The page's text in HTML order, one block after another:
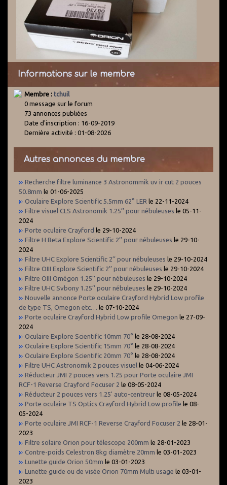
Informations sur le membre
Membre : tchuil
0 message sur le forum
73 annonces publiées
Date d'inscription : 16-09-2019
Dernière activité : 01-08-2026
Autres annonces du membre
Recherche filtre luminance 3 Astronommik uv ir cut 2 pouces
50.8mm le 01-06-2025
Oculaire Explore Scientific 5.5mm 62° LER le 22-11-2024
Filtre visuel CLS Astronomik 1.25’’ pour nébuleuses le 05-11-
2024
Porte oculaire Crayford le 29-10-2024
Filtre H Beta Explore Scientific 2’’ pour nébuleuses le 29-10-
2024
Filtre UHC Explore Scientific 2’’ pour nébuleuses le 29-10-2024
Filtre OIII Explore Scientific 2’’ pour nébuleuses le 29-10-2024
Filtre OIII Omégon 1.25’’ pour nébuleuses le 29-10-2024
Filtre UHC Svbony 1.25’’ pour nébuleuses le 29-10-2024
Nouvelle annonce Porte oculaire Crayford Hybrid Low profile
de type TS, Omegon etc…
le 07-10-2024
Porte oculaire Crayford Hybrid Low profile Omegon le 27-09-
2024
Oculaire Explore Scientific 10mm 70° le 28-08-2024
Oculaire Explore Scientific 15mm 70° le 28-08-2024
Oculaire Explore Scientific 20mm 70° le 28-08-2024
Filtre UHC Astronomik 2 pouces visuel le 04-06-2024
Réducteur JMI 2 pouces vers 1.25 pour Porte oculaire JMI
RCF-1 Reverse Crayford Focuser 2 le 08-05-2024
Réducteur 2 pouces vers 1.25' auto-centreur le 08-05-2024
Porte oculaire TS Optics Crayford Hybrid Low profile le 08-
05-2024
Porte oculaire JMI RCF-1 Reverse Crayford Focuser 2 le 28-01-
2023
Filtre solaire Orion pour télescope 200mm le 28-01-2023
Contre-poids Celestron 8kg diamètre 20mm le 03-01-2023
Lunette guide Orion 50mm le 03-01-2023
Lunette guide ou de visée Orion 70mm Multi usage le 03-01-
2023